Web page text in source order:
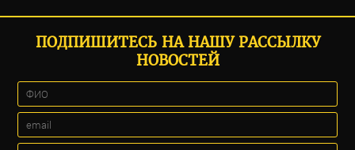
ПОДПИШИТЕСЬ НА НАШУ РАССЫЛКУ
НОВОСТЕЙ